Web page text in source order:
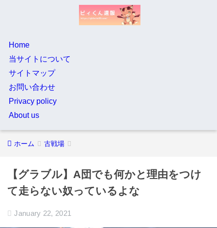
Home
当サイトについて
サイトマップ
お問い合わせ
Privacy policy
About us
ホーム 古戦場
【グラブル】A団でも何かと理由をつけ
て走らない奴っているよな
January 22, 2021